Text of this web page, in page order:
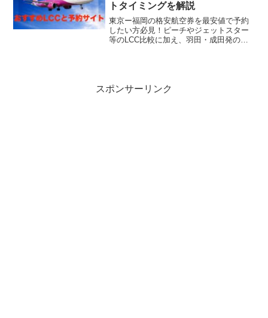
トタイミングを解説
東京ー福岡の格安航空券を最安値で予約
したい方必見！ピーチやジェットスター
等のLCC比較に加え、羽田・成田発の料
スポンサーリンク